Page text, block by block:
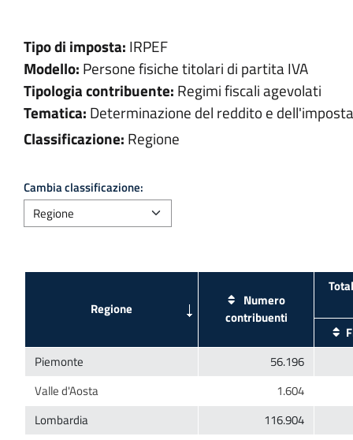
Tipo di imposta: IRPEF
Modello: Persone fisiche titolari di partita IVA
Tipologia contribuente: Regimi fiscali agevolati
Tematica: Determinazione del reddito e dell'imposta
Classificazione: Regione
Cambia classificazione:
Numero